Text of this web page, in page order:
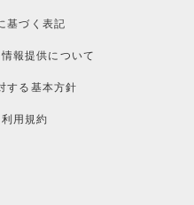
基づく表記
報提供について
する基本方針
利用規約